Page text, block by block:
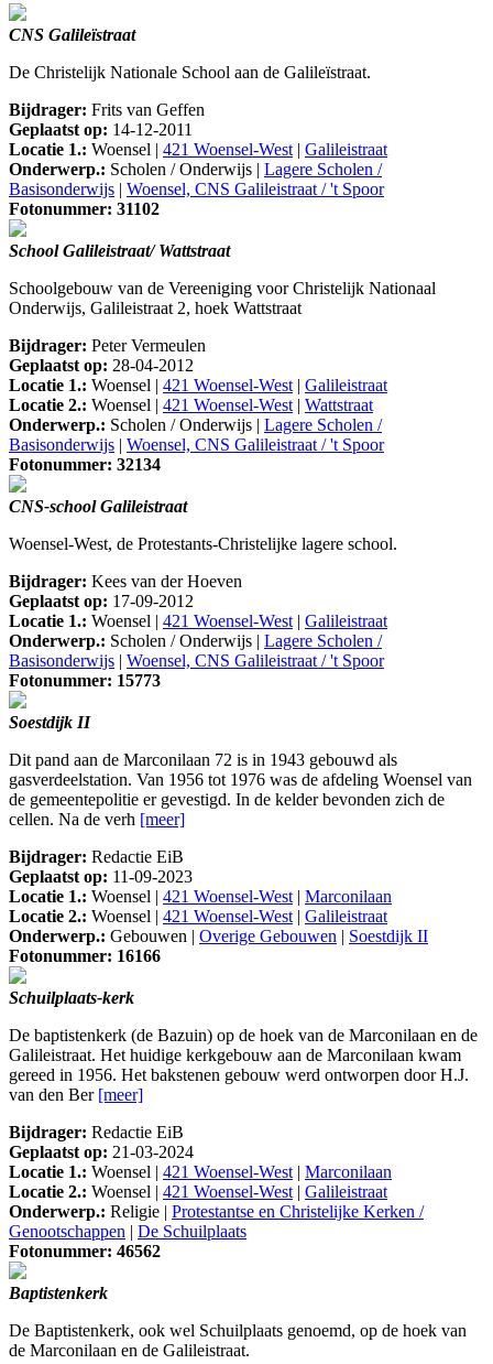
CNS Galileïstraat
De Christelijk Nationale School aan de Galileïstraat.
Bijdrager: Frits van Geffen
Geplaatst op: 14-12-2011
Locatie 1.: Woensel | 421 Woensel-West| Galileistraat
Onderwerp.: Scholen / Onderwijs | Lagere Scholen /
Basisonderwijs | Woensel, CNS Galileistraat / 't Spoor
Fotonummer: 31102
School Galileistraat/ Wattstraat
Schoolgebouw van de Vereeniging voor Christelijk Nationaal
Onderwijs, Galileistraat 2, hoek Wattstraat
Bijdrager: Peter Vermeulen
Geplaatst op: 28-04-2012
Locatie 1.: Woensel | 421 Woensel-West| Galileistraat
Locatie 2.: Woensel | 421 Woensel-West| Wattstraat
Onderwerp.: Scholen / Onderwijs | Lagere Scholen /
Basisonderwijs | Woensel, CNS Galileistraat / 't Spoor
Fotonummer: 32134
CNS-school Galileistraat
Woensel-West, de Protestants-Christelijke lagere school.
Bijdrager: Kees van der Hoeven
Geplaatst op: 17-09-2012
Locatie 1.: Woensel | 421 Woensel-West| Galileistraat
Onderwerp.: Scholen / Onderwijs | Lagere Scholen /
Basisonderwijs | Woensel, CNS Galileistraat / 't Spoor
Fotonummer: 15773
Soestdijk II
Dit pand aan de Marconilaan 72 is in 1943 gebouwd als
gasverdeelstation. Van 1956 tot 1976 was de afdeling Woensel van
de gemeentepolitie er gevestigd. In de kelder bevonden zich de
cellen. Na de verh [meer]
Bijdrager: Redactie EiB
Geplaatst op: 11-09-2023
Locatie 1.: Woensel | 421 Woensel-West| Marconilaan
Locatie 2.: Woensel | 421 Woensel-West| Galileistraat
Onderwerp.: Gebouwen | Overige Gebouwen | Soestdijk II
Fotonummer: 16166
Schuilplaats-kerk
De baptistenkerk (de Bazuin) op de hoek van de Marconilaan en de
Galileistraat. Het huidige kerkgebouw aan de Marconilaan kwam
gereed in 1956. Het bakstenen gebouw werd ontworpen door H.J.
van den Ber [meer]
Bijdrager: Redactie EiB
Geplaatst op: 21-03-2024
Locatie 1.: Woensel | 421 Woensel-West| Marconilaan
Locatie 2.: Woensel | 421 Woensel-West| Galileistraat
Onderwerp.: Religie | Protestantse en Christelijke Kerken /
Genootschappen | De Schuilplaats
Fotonummer: 46562
Baptistenkerk
De Baptistenkerk, ook wel Schuilplaats genoemd, op de hoek van
de Marconilaan en de Galileistraat.